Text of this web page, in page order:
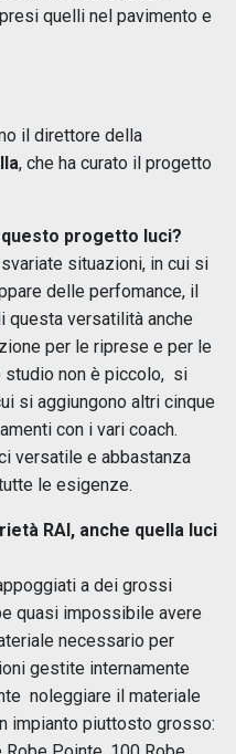
quelli nel pavimento e
il direttore della
, che ha curato il progetto
progetto luci?
situazioni, in cui si
delle perfomance, il
questa versatilità anche
per le riprese e per le
studio non è piccolo, si
si aggiungono altri cinque
con i vari coach.
versatile e abbastanza
le esigenze.
RAI, anche quella luci
a dei grossi
quasi impossibile avere
necessario per
gestite internamente
noleggiare il materiale
impianto piuttosto grosso: